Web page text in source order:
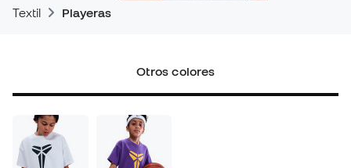
Textil Playeras
Otros colores